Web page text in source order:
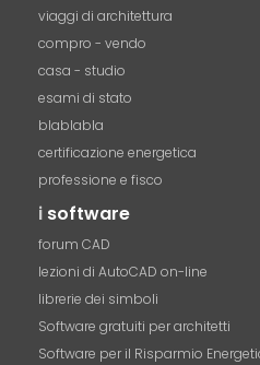
viaggi di architettura
compro - vendo
casa - studio
esami di stato
blablabla
certificazione energetica
professione e fisco
i software
forum CAD
lezioni di AutoCAD on-line
librerie dei simboli
Software gratuiti per architetti
Software per il Risparmio